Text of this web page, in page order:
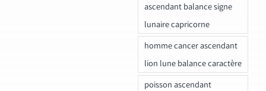
ascendant balance signe
lunaire capricorne
homme cancer ascendant
lion lune balance caractère
poisson ascendant